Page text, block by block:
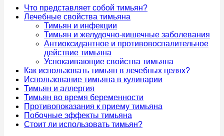
Что представляет собой тимьян?
Лечебные свойства тимьяна
Тимьян и инфекции
Тимьян и желудочно-кишечные заболевания
Антиоксидантное и противовоспалительное
действие тимьяна
Успокаивающие свойства тимьяна
Как использовать тимьян в лечебных целях?
Использование тимьяна в кулинарии
Тимьян и аллергия
Тимьян во время беременности
Противопоказания к приему тимьяна
Побочные эффекты тимьяна
Стоит ли использовать тимьян?